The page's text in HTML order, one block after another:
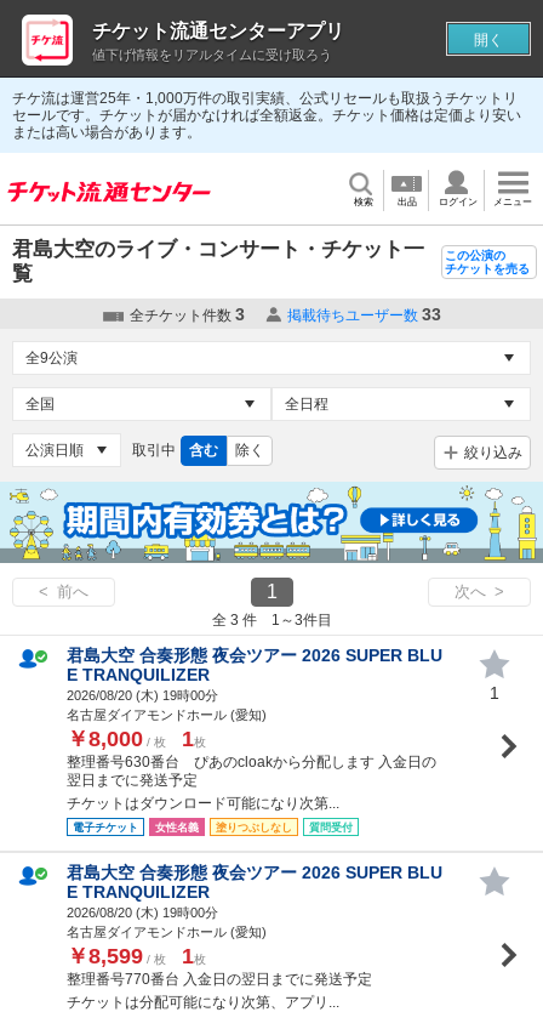
チケ流は運営25年・1,000万件の取引実績、公式リセールも取扱うチケットリ
セールです。チケットが届かなければ全額返金。チケット価格は定価より安い
または高い場合があります。
検索 出品 ログイン メニュー
君島大空のライブ・コンサート・チケット一
覧
この公演の
チケットを売る
全チケット件数 3 掲載待ちユーザー数 33
取引中 含む 除く 絞り込み
< 前へ 1 次へ >
全 3 件 1～3件目
君島大空 合奏形態 夜会ツアー 2026 SUPER BLU
E TRANQUILIZER
2026/08/20 (木) 19時00分
名古屋ダイアモンドホール (愛知)
￥8,000 / 枚 1枚
整理番号630番台 ぴあのcloakから分配します 入金日の
翌日までに発送予定
チケットはダウンロード可能になり次第...
電子チケット 女性名義 塗りつぶしなし 質問受付
1
君島大空 合奏形態 夜会ツアー 2026 SUPER BLU
E TRANQUILIZER
2026/08/20 (木) 19時00分
名古屋ダイアモンドホール (愛知)
￥8,599 / 枚 1枚
整理番号770番台 入金日の翌日までに発送予定
チケットは分配可能になり次第、アプリ...
チケット流通センターアプリ
値下げ情報をリアルタイムに受け取ろう
開く